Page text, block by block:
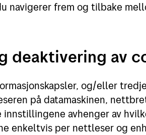
navigerer frem og tilbake
deaktivering av
og/eller
på datamaskinen,
innstillingene avhenger av
enkeltvis per nettleser og